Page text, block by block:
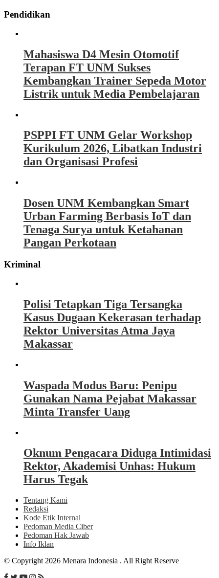
Pendidikan
Mahasiswa D4 Mesin Otomotif
Terapan FT UNM Sukses
Kembangkan Trainer Sepeda Motor
Listrik untuk Media Pembelajaran
PSPPI FT UNM Gelar Workshop
Kurikulum 2026, Libatkan Industri
dan Organisasi Profesi
Dosen UNM Kembangkan Smart
Urban Farming Berbasis IoT dan
Tenaga Surya untuk Ketahanan
Pangan Perkotaan
Kriminal
Polisi Tetapkan Tiga Tersangka
Kasus Dugaan Kekerasan terhadap
Rektor Universitas Atma Jaya
Makassar
Waspada Modus Baru: Penipu
Gunakan Nama Pejabat Makassar
Minta Transfer Uang
Oknum Pengacara Diduga Intimidasi
Rektor, Akademisi Unhas: Hukum
Harus Tegak
Tentang Kami
Redaksi
Kode Etik Internal
Pedoman Media Ciber
Pedoman Hak Jawab
Info Iklan
© Copyright 2026 Menara Indonesia . All Right Reserve